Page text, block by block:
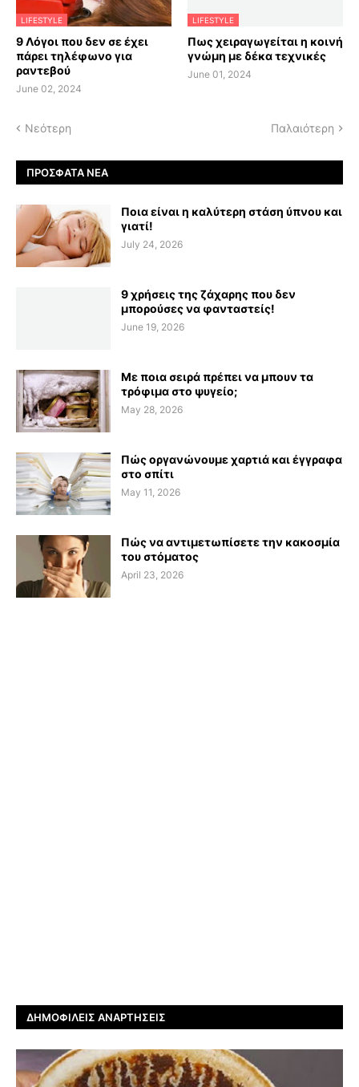
LIFESTYLE
9 Λόγοι που δεν σε έχει
πάρει τηλέφωνο για
ραντεβού
June 02, 2024
LIFESTYLE
Πως χειραγωγείται η κοινή
γνώμη με δέκα τεχνικές
June 01, 2024
Νεότερη Παλαιότερη
ΠΡΌΣΦΑΤΑ ΝΈΑ
Ποια είναι η καλύτερη στάση ύπνου και
γιατί!
July 24, 2026
9 χρήσεις της ζάχαρης που δεν
μπορούσες να φανταστείς!
June 19, 2026
Με ποια σειρά πρέπει να μπουν τα
τρόφιμα στο ψυγείο;
May 28, 2026
Πώς οργανώνουμε χαρτιά και έγγραφα
στο σπίτι
May 11, 2026
Πώς να αντιμετωπίσετε την κακοσμία
του στόματος
April 23, 2026
ΔΗΜΟΦΙΛΕΊΣ ΑΝΑΡΤΉΣΕΙΣ